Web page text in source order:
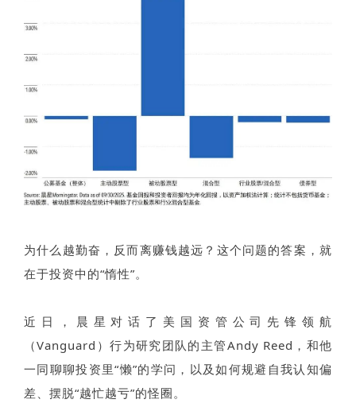
为什么越勤奋，反而离赚钱越远？这个问题的答案，就
在于投资中的“惰性”。
近日，晨星对话了美国资管公司先锋领航
（Vanguard）行为研究团队的主管Andy Reed，和他
一同聊聊投资里“懒”的学问，以及如何规避自我认知偏
差、摆脱“越忙越亏”的怪圈。